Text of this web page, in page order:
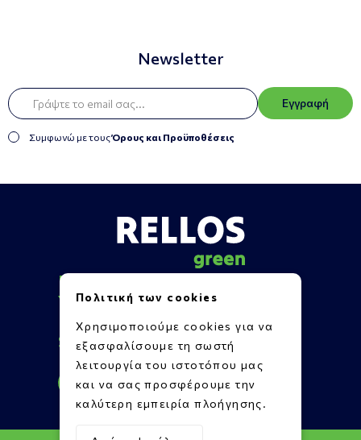
Newsletter
Εγγραφή
Συμφωνώ με τουςΌρους και Προϋποθέσεις
Πληροφορίες
Υποστήριξη
Επικοινωνία
Social Media
Πολιτική των cookies
Χρησιμοποιούμε cookies για να
εξασφαλίσουμε τη σωστή
λειτουργία του ιστοτόπου μας
και να σας προσφέρουμε την
καλύτερη εμπειρία πλοήγησης.